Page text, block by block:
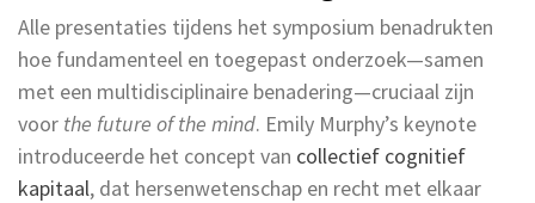
Alle presentaties tijdens het symposium benadrukten
hoe fundamenteel en toegepast onderzoek—samen
met een multidisciplinaire benadering—cruciaal zijn
voor the future of the mind. Emily Murphy’s keynote
introduceerde het concept van collectief cognitief
kapitaal, dat hersenwetenschap en recht met elkaar